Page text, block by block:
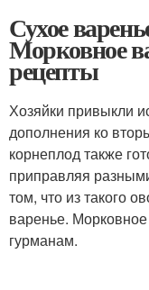
Сухое
Морковное
рецепты
Хозяйки привыкли
дополнения ко
корнеплод также
приправляя
том, что из такого
варенье.
гурманам.